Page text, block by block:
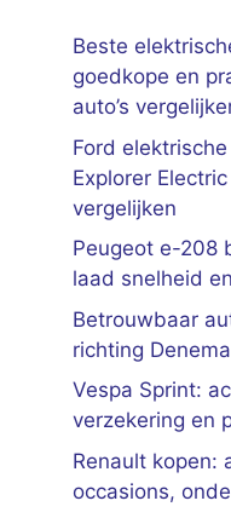
Beste
goedkope en
auto’s
Ford
Explorer
vergelijken
Peugeot e-208
laad snelheid
Betrouwbaar
richting
Vespa Sprint:
verzekering en
Renault kopen:
occasions,